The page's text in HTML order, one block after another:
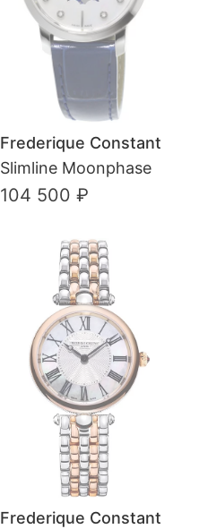
Frederique Constant
Slimline Moonphase
104 500 ₽
Frederique Constant